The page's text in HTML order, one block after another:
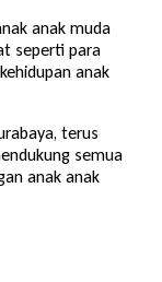
anak muda
seperti para
anak
terus
semua
anak anak